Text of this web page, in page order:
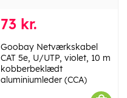
73 kr.
Goobay Netværkskabel
CAT 5e, U/UTP, violet, 10 m
kobberbeklædt
aluminiumleder (CCA)